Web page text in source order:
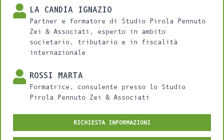
LA CANDIA IGNAZIO
Partner e formatore di Studio Pirola Pennuto
Zei & Associati, esperto in ambito
societario, tributario e in fiscalità
internazionale
ROSSI MARTA
Formatrice, consulente presso lo Studio
Pirola Pennuto Zei & Associati
RICHIESTA INFORMAZIONI